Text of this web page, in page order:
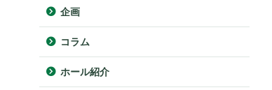
企画
コラム
ホール紹介